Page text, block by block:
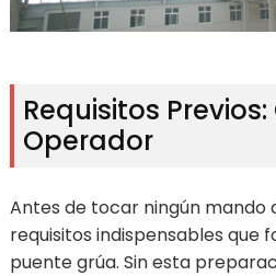
Requisitos
Operador
Antes de tocar ningún mando
requisitos indispensables que
puente grúa. Sin esta